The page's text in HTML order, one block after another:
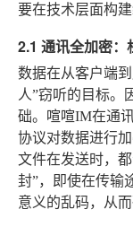
要在技术层面构建
2.1 通讯全加密：
数据在从客户端
人”窃听的目标。
础。喧喧IM在通
协议对数据进行
文件在发送时，
封”，即使在传输
意义的乱码，从